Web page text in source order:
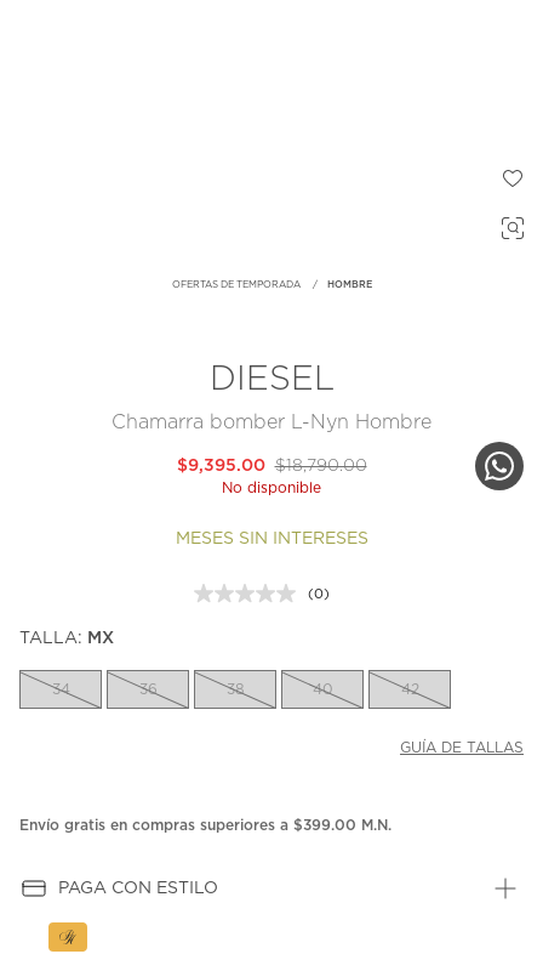
OFERTAS DE TEMPORADA HOMBRE
DIESEL
Chamarra bomber L-Nyn Hombre
$18,790.00
$9,395.00
No disponible
MESES SIN INTERESES
Sin
la
misma
(0)
TALLA: MX
34 36 38 40 42
GUÍA DE TALLAS
Envío gratis en compras superiores a $399.00 M.N.
PAGA CON ESTILO